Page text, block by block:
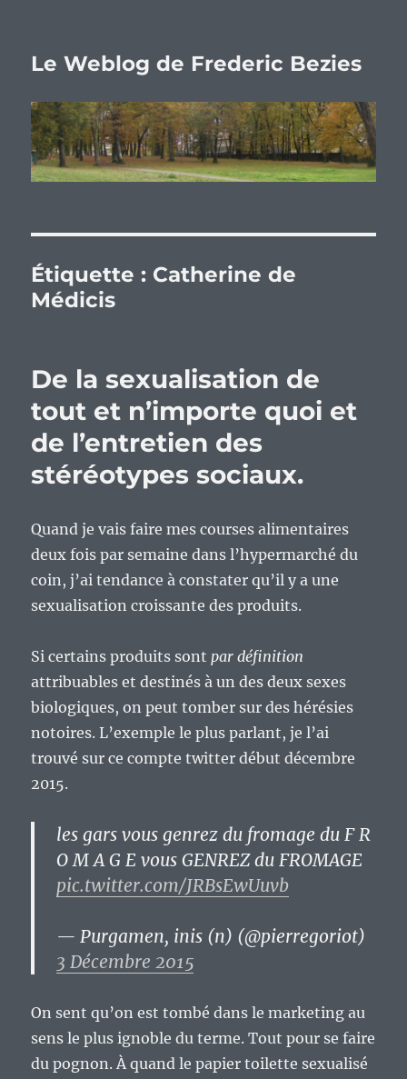
Le Weblog de Frederic Bezies
Étiquette : Catherine de
Médicis
De la sexualisation de
tout et n’importe quoi et
de l’entretien des
stéréotypes sociaux.
Quand je vais faire mes courses alimentaires
deux fois par semaine dans l’hypermarché du
coin, j’ai tendance à constater qu’il y a une
sexualisation croissante des produits.
Si certains produits sontpar définition
attribuables et destinés à un des deux sexes
biologiques, on peut tomber sur des hérésies
notoires. L’exemple le plus parlant, je l’ai
trouvé sur ce compte twitter début décembre
2015.
les gars vous genrez du fromage du F R
O M A G E vous GENREZ du FROMAGE
pic.twitter.com/JRBsEwUuvb
— Purgamen, inis (n) (@pierregoriot)
3 Décembre 2015
On sent qu’on est tombé dans le marketing au
sens le plus ignoble du terme. Tout pour se faire
du pognon. À quand le papier toilette sexualisé